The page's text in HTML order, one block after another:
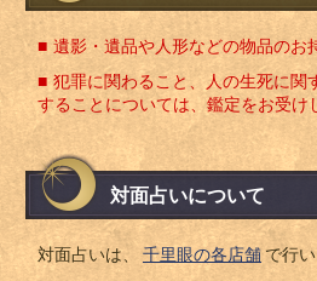
遺影・遺品や人形などの物品のお
犯罪に関わること、人の生死に関
することについては、鑑定をお受け
対面占いについて
対面占いは、 千里眼の各店舗 で行